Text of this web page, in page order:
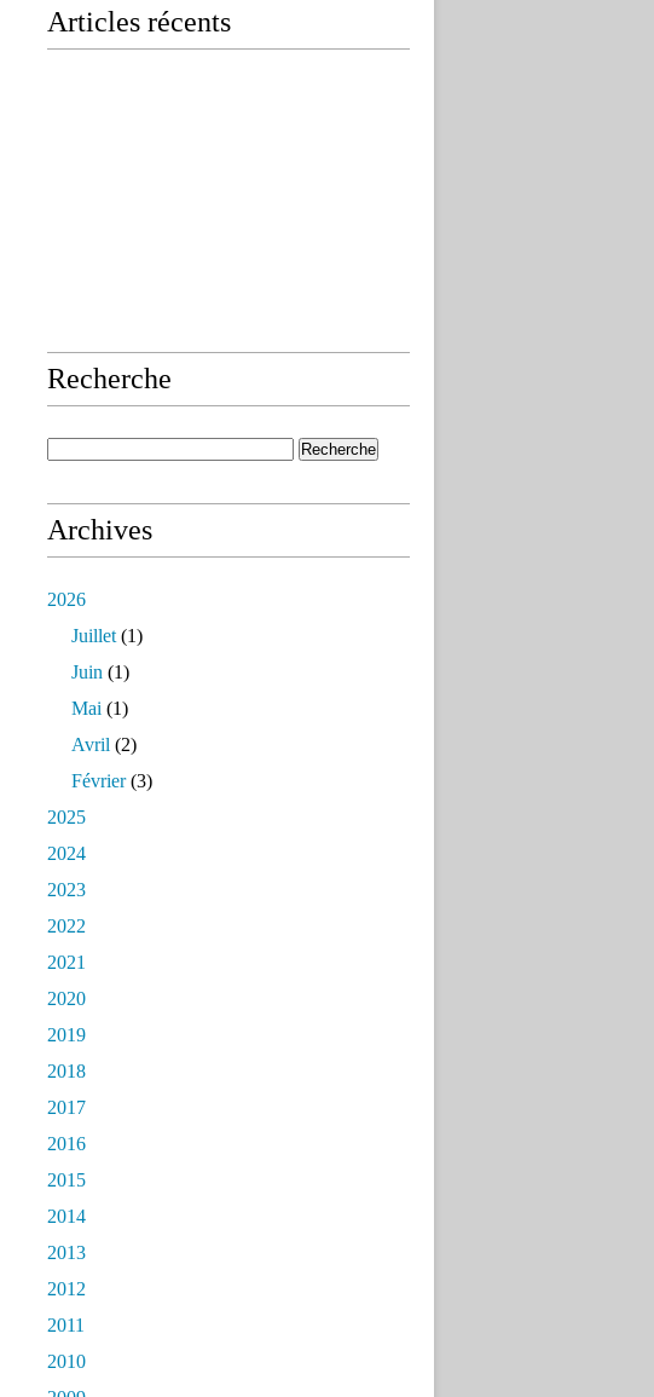
Articles récents
Recherche
Archives
2026
Juillet (1)
Juin (1)
Mai (1)
Avril (2)
Février(3)
2025
2024
2023
2022
2021
2020
2019
2018
2017
2016
2015
2014
2013
2012
2011
2010